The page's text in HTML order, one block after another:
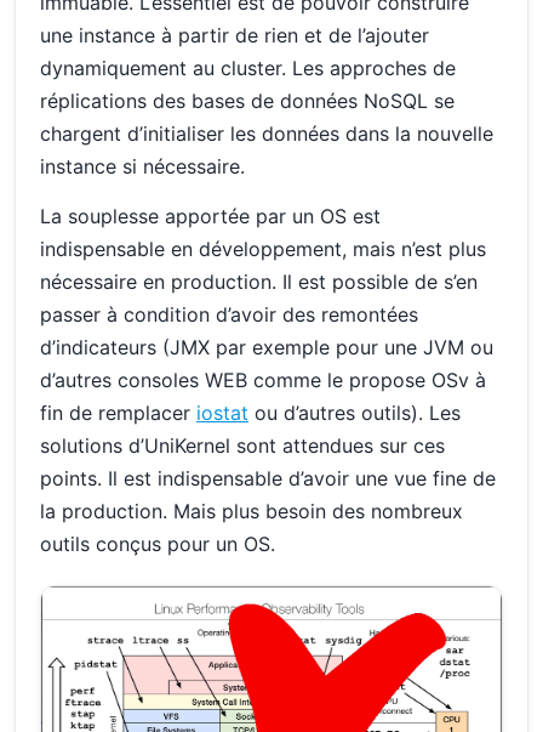
une instance à partir de rien et de l’ajouter
dynamiquement au cluster. Les approches de
réplications des bases de données NoSQL se
chargent d’initialiser les données dans la nouvelle
instance si nécessaire.
La souplesse apportée par un OS est
indispensable en développement, mais n’est plus
nécessaire en production. Il est possible de s’en
passer à condition d’avoir des remontées
d’indicateurs (JMX par exemple pour une JVM ou
d’autres consoles WEB comme le propose OSv à
fin de remplacer iostat ou d’autres outils). Les
solutions d’UniKernel sont attendues sur ces
points. Il est indispensable d’avoir une vue fine de
la production. Mais plus besoin des nombreux
outils conçus pour un OS.